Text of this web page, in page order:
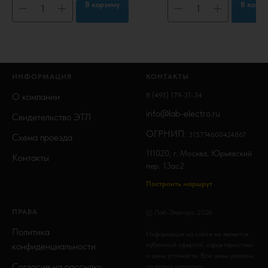
В корзину В
ИНФОРМАЦИЯ
О компании
Свидетельство ЭТЛ
Схема проезда
Контакты
КОНТАКТЫ
8 (495) 179-31-34
info@lab-electro.ru
ОГРНИП: 315774600424867
111020, г. Москва, Юрьевский
пер. 13ас2
Построить маршрут
ПРАВА
Политика
конфиденциальности
© Лаб-Электро, 2026.
Информация на сайте не является
публичной офертой, характеристики
и цены уточняйте. Все цены указаны